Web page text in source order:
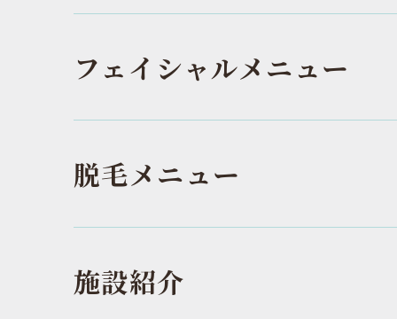
フェイシャルメニュー
脱毛メニュー
施設紹介